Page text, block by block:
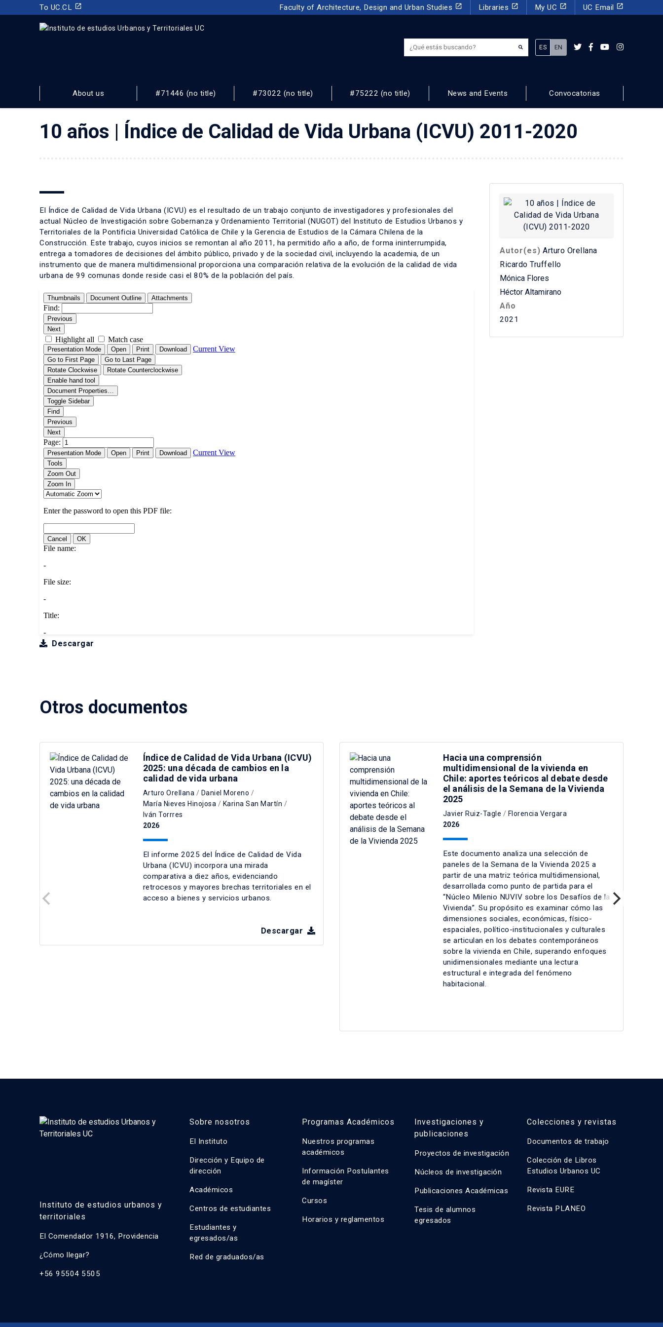
To UC.CL launch Faculty of Architecture, Design and Urban Studies launch Libraries launch My UC launch UC Email launch
Y TERRITORIALES
FACULTAD DE ARQUITECTURA, DISEÑO Y ESTUDIOS URBANOS
¿Qué estás buscando?
ES EN
About us #71446 (no title) #73022 (no title) #75222 (no title) News and Events Convocatorias
10 años | Índice de Calidad de Vida Urbana (ICVU) 2011-2020
El Índice de Calidad de Vida Urbana (ICVU) es el resultado de un trabajo conjunto de investigadores y profesionales del
actual Núcleo de Investigación sobre Gobernanza y Ordenamiento Territorial (NUGOT) del Instituto de Estudios Urbanos y
Territoriales de la Pontificia Universidad Católica de Chile y la Gerencia de Estudios de la Cámara Chilena de la
Construcción. Este trabajo, cuyos inicios se remontan al año 2011, ha permitido año a año, de forma ininterrumpida,
entrega a tomadores de decisiones del ámbito público, privado y de la sociedad civil, incluyendo la academia, de un
instrumento que de manera multidimensional proporciona una comparación relativa de la evolución de la calidad de vida
urbana de 99 comunas donde reside casi el 80% de la población del país.
Descargar
Autor(es) Arturo Orellana
Ricardo Truffello
Mónica Flores
Héctor Altamirano
Año
2021
Otros documentos
Índice de Calidad de Vida Urbana (ICVU)
2025: una década de cambios en la
calidad de vida urbana
Arturo Orellana / Daniel Moreno /
María Nieves Hinojosa / Karina San Martín /
Iván Torrres
2026
El informe 2025 del Índice de Calidad de Vida
Urbana (ICVU) incorpora una mirada
comparativa a diez años, evidenciando
retrocesos y mayores brechas territoriales en el
acceso a bienes y servicios urbanos.
Descargar
Hacia una comprensión
multidimensional de la vivienda en
Chile: aportes teóricos al debate desde
el análisis de la Semana de la Vivienda
2025
Javier Ruiz-Tagle / Florencia Vergara
2026
Este documento analiza una selección de
paneles de la Semana de la Vivienda 2025 a
partir de una matriz teórica multidimensional,
desarrollada como punto de partida para el
“Núcleo Milenio NUVIV sobre los Desafíos de la
Vivienda”. Su propósito es examinar cómo las
dimensiones sociales, económicas, físico-
espaciales, político-institucionales y culturales
se articulan en los debates contemporáneos
sobre la vivienda en Chile, superando enfoques
unidimensionales mediante una lectura
estructural e integrada del fenómeno
habitacional.
Instituto de estudios urbanos y
territoriales
El Comendador 1916, Providencia
¿Cómo llegar?
+56 95504 5505
Sobre nosotros
El Instituto
Dirección y Equipo de
dirección
Académicos
Centros de estudiantes
Estudiantes y
egresados/as
Red de graduados/as
Programas Académicos
Nuestros programas
académicos
Información Postulantes
de magíster
Cursos
Horarios y reglamentos
Investigaciones y
publicaciones
Proyectos de investigación
Núcleos de investigación
Publicaciones Académicas
Tesis de alumnos
egresados
Colecciones y revistas
Documentos de trabajo
Colección de Libros
Estudios Urbanos UC
Revista EURE
Revista PLANEO